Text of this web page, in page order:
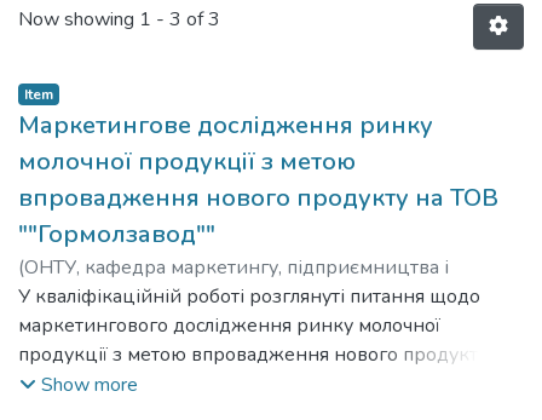
Now showing 1 - 3 of 3
Item
Маркетингове дослідження ринку
молочної продукції з метою
впровадження нового продукту на ТОВ
""Гормолзавод""
(ОНТУ, кафедра маркетингу, підприємництва і
торгівлі,2022)Черницька, Софія
У кваліфікаційній роботі розглянуті питання щодо
маркетингового дослідження ринку молочної
продукції з метою впровадження нового продукту на
ТОВ «Гормолзавод». Кваліфікаційна робота містить такі
Show more